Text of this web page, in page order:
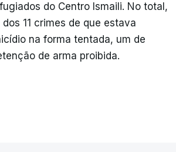
do Centro Ismaili. No total,
11 crimes de que estava
na forma tentada, um de
de arma proibida.